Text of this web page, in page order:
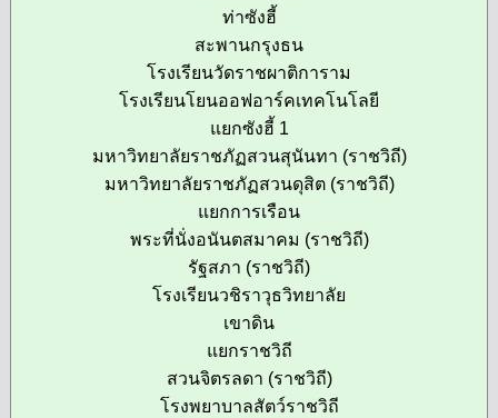
ท่าซังฮี้
สะพานกรุงธน
โรงเรียนวัดราชผาติการาม
โรงเรียนโยนออฟอาร์คเทคโนโลยี
แยกซังฮี้ 1
มหาวิทยาลัยราชภัฏสวนสุนันทา (ราชวิถี)
มหาวิทยาลัยราชภัฏสวนดุสิต (ราชวิถี)
แยกการเรือน
พระที่นั่งอนันตสมาคม (ราชวิถี)
รัฐสภา (ราชวิถี)
โรงเรียนวชิราวุธวิทยาลัย
เขาดิน
แยกราชวิถี
สวนจิตรลดา (ราชวิถี)
โรงพยาบาลสัตว์ราชวิถี